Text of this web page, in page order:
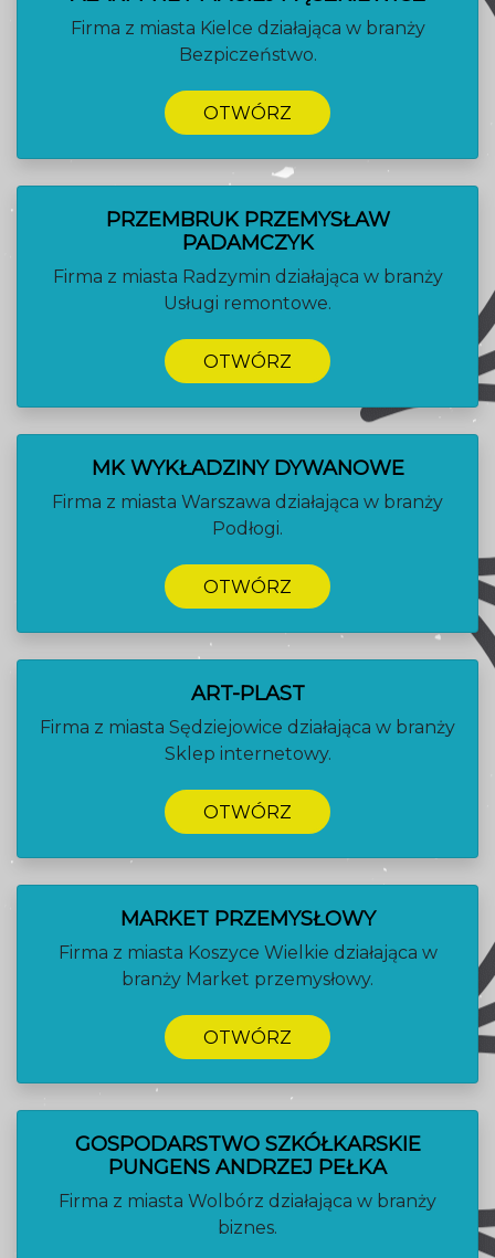
Firma z miasta Kielce działająca w branży
Bezpiczeństwo.
OTWÓRZ
PRZEMBRUK PRZEMYSŁAW
PADAMCZYK
Firma z miasta Radzymin działająca w branży
Usługi remontowe.
OTWÓRZ
MK WYKŁADZINY DYWANOWE
Firma z miasta Warszawa działająca w branży
Podłogi.
OTWÓRZ
ART-PLAST
Firma z miasta Sędziejowice działająca w branży
Sklep internetowy.
OTWÓRZ
MARKET PRZEMYSŁOWY
Firma z miasta Koszyce Wielkie działająca w
branży Market przemysłowy.
OTWÓRZ
GOSPODARSTWO SZKÓŁKARSKIE
PUNGENS ANDRZEJ PEŁKA
Firma z miasta Wolbórz działająca w branży
biznes.